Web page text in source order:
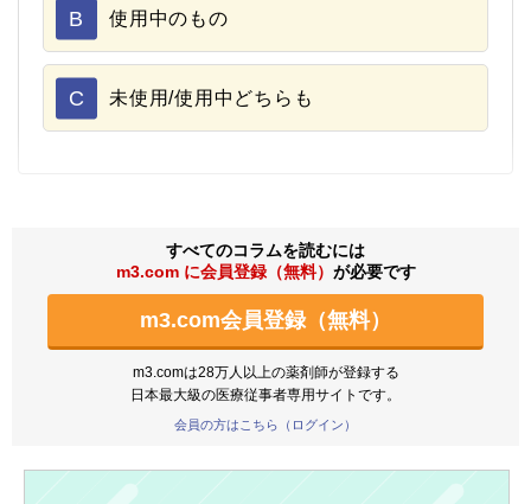
B 使用中のもの
C 未使用/使用中どちらも
すべてのコラムを読むには
m3.com に会員登録（無料） が必要です
m3.com会員登録（無料）
m3.comは28万人以上の薬剤師が登録する
日本最大級の医療従事者専用サイトです。
会員の方はこちら（ログイン）